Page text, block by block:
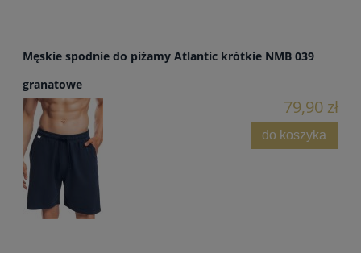
Męskie spodnie do piżamy Atlantic krótkie NMB 039
granatowe
79,90 zł
do koszyka